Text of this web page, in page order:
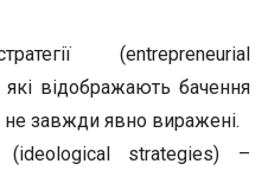
(entrepreneurial
які відображають бачення
не завжди явно виражені.
(ideological strategies) –